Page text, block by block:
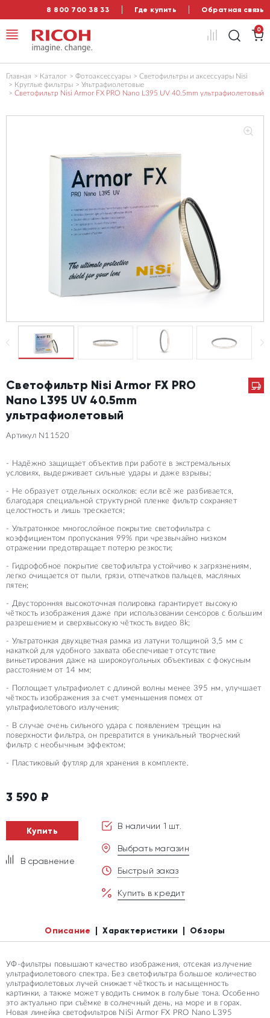
8 800 700 38 33 Где купить Обратная связь
0
Главная Каталог Фотоаксессуары
Светофильтры и аксессуары Nisi
Круглые фильтры
Ультрафиолетовые
Светофильтр Nisi Armor FX PRO Nano L395 UV 40.5mm ультрафиолетовый
Светофильтр Nisi Armor FX PRO
Nano L395 UV 40.5mm
ультрафиолетовый
Артикул N11520
- Надёжно защищает объектив при работе в экстремальных
условиях, выдерживает сильные удары и даже взрывы;
- Не образует отдельных осколков: если всё же разбивается,
благодаря специальной структурной пленке фильтр сохраняет
целостность и лишь трескается;
- Ультратонкое многослойное покрытие светофильтра с
коэффициентом пропускания 99% при чрезвычайно низком
отражении предотвращает потерю резкости;
- Гидрофобное покрытие светофильтра устойчиво к загрязнениям,
легко очищается от пыли, грязи, отпечатков пальцев, масляных
пятен;
- Двусторонняя высокоточная полировка гарантирует высокую
чёткость изображения даже при использовании сенсоров с большим
разрешением и сверхвысокую чёткость видео 8k;
- Ультратонкая двухцветная рамка из латуни толщиной 3,5 мм с
накаткой для удобного захвата обеспечивает отсутствие
виньетирования даже на широкоугольных объективах с фокусным
расстоянием от 14 мм;
- Поглощает ультрафиолет с длиной волны менее 395 нм, улучшает
чёткость изображения за счет уменьшения помех от
ультрафиолетового излучения;
- В случае очень сильного удара с появлением трещин на
поверхности фильтра, он превратится в уникальный творческий
фильтр с необычным эффектом;
- Пластиковый футляр для хранения в комплекте.
3 590 ₽
Купить
В сравнение
В наличии 1 шт.
Выбрать магазин
Быстрый заказ
Купить в кредит
Описание Характеристики Обзоры
УФ-фильтры повышают качество изображения, отсекая излучение
ультрафиолетового спектра. Без светофильтра большое количество
ультрафиолетовых лучей снижает чёткость и насыщенность
картинки, а также может уводить снимок в голубые тона. Особенно
это актуально при съёмке в солнечный день, на море и в горах.
Новая линейка светофильтров NiSi Armor FX PRO Nano L395